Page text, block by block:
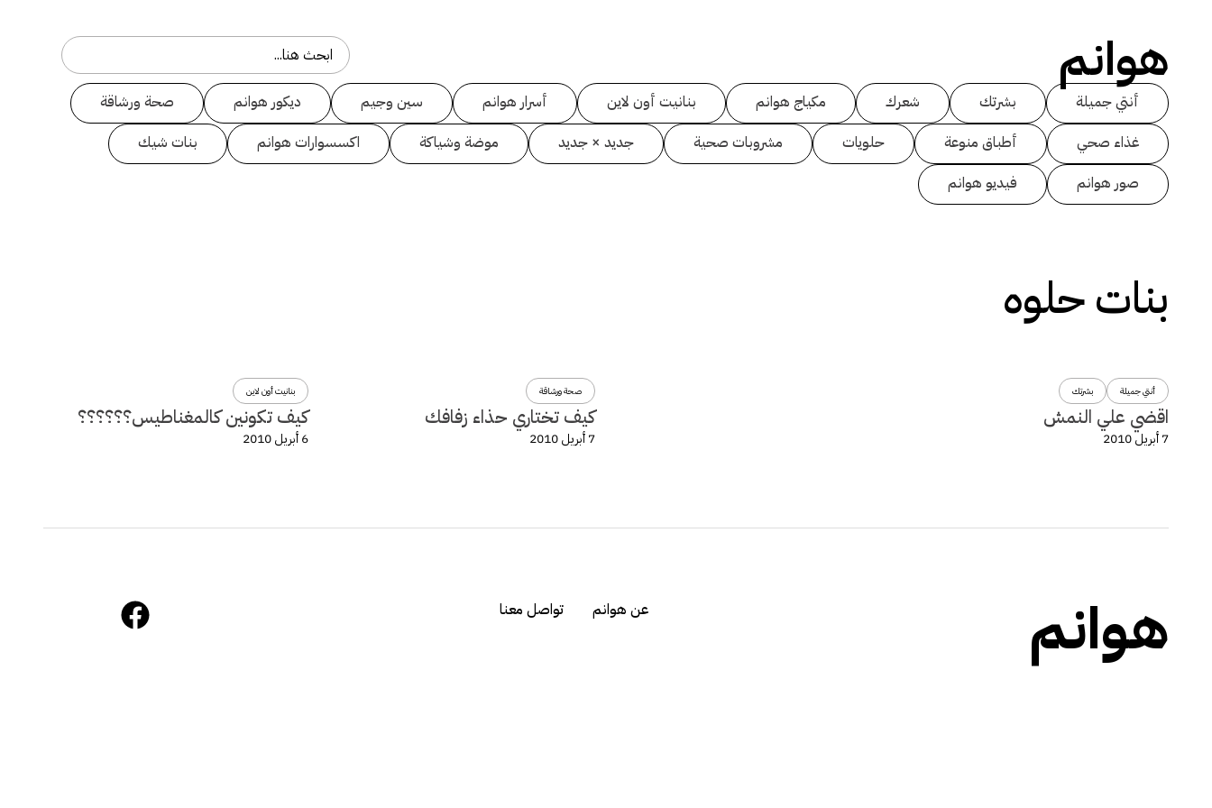
هوانم
أنتي جميلة بشرتك شعرك مكياج هوانم بنانيت أون لاين أسرار هوانم سين وجيم ديكور هوانم
صحة ورشاقة
غذاء صحي
أطباق منوعة حلويات مشروبات صحية جديد × جديد موضة وشياكة اكسسوارات هوانم
بنات شيك
صور هوانم
فيديو هوانم
بنات حلوه
أنتي جميلة بشرتك
اقضي علي النمش
7 أبريل 2010
صحة ورشاقة
كيف تختاري حذاء زفافك
7 أبريل 2010
بنانيت أون لاين
كيف تكونين كالمغناطيس؟؟؟؟؟؟
6 أبريل 2010
هوانم عن هوانم تواصل معنا